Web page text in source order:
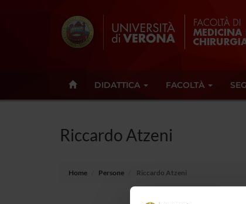
DIDATTICA FACOLTÀ
Riccardo Atzeni
Home Persone Riccardo Atzeni